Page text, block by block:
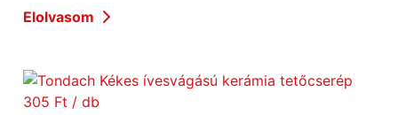
Elolvasom